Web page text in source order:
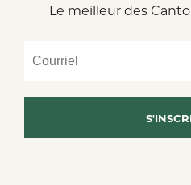
Le meilleur des